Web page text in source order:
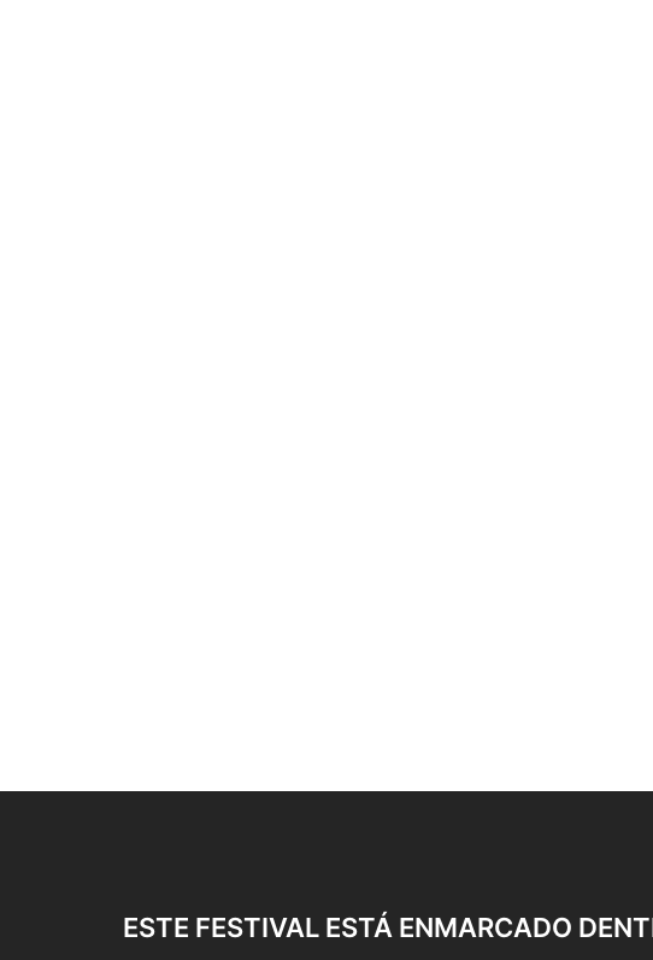
ESTE FESTIVAL ESTÁ ENMARCADO